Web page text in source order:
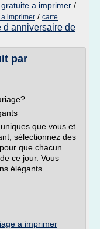
a imprimer /
imprimer / carte
d anniversaire de
par
que vous et
sélectionnez des
que chacun
ce jour. Vous
élégants...
a imprimer